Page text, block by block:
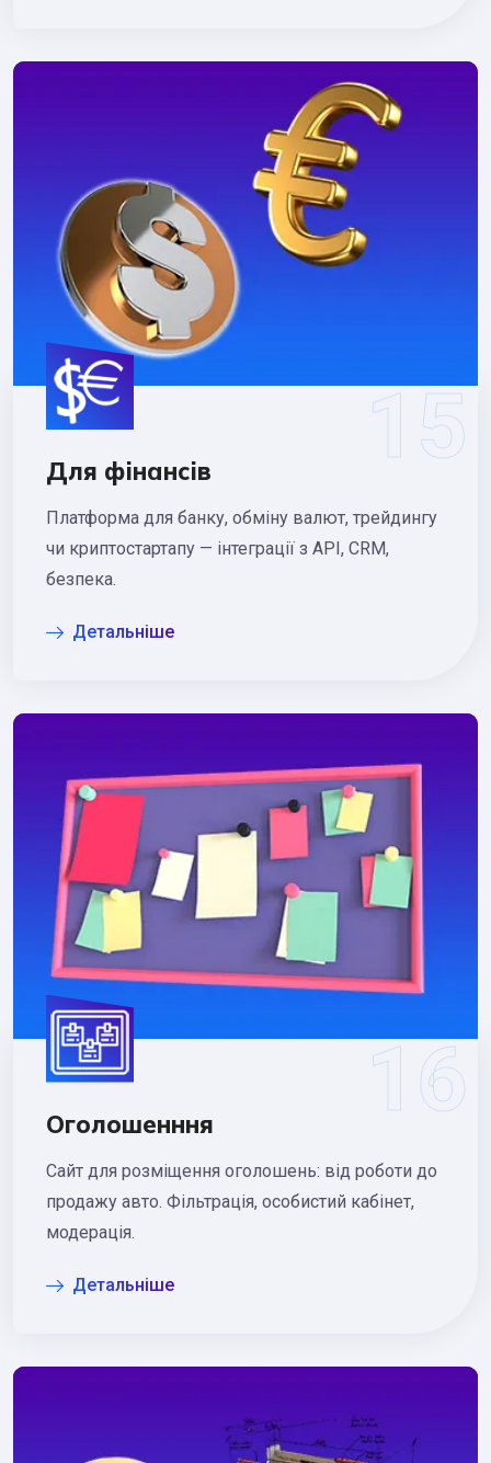
Для фінансів
Платформа для банку, обміну валют, трейдингу
чи криптостартапу — інтеграції з API, CRM,
безпека.
Детальніше
Оголошенння
Сайт для розміщення оголошень: від роботи до
продажу авто. Фільтрація, особистий кабінет,
модерація.
Детальніше